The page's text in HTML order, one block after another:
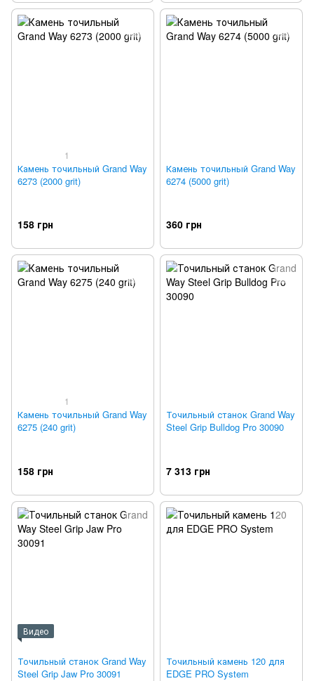
1
Камень точильный Grand Way
6273 (2000 grit)
158 грн
Камень точильный Grand Way
6274 (5000 grit)
360 грн
1
Камень точильный Grand Way
6275 (240 grit)
158 грн
Точильный станок Grand Way
Steel Grip Bulldog Pro 30090
7 313 грн
Видео
Точильный станок Grand Way
Steel Grip Jaw Pro 30091
Точильный камень 120 для
EDGE PRO System